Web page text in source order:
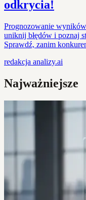
odkrycia!
Prognozowanie
uniknij błędów i poznaj
Sprawdź, zanim
redakcja analizy.ai
Najważniejsze